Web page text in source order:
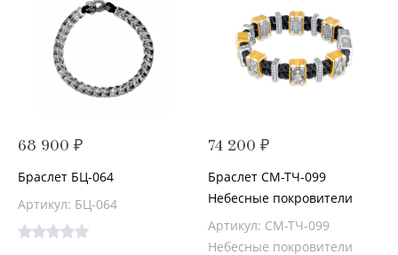
68 900 ₽
Браслет БЦ-064
Артикул: БЦ-064
74 200 ₽
Браслет СМ-ТЧ-099
Небесные покровители
Артикул: СМ-ТЧ-099
Небесные покровители